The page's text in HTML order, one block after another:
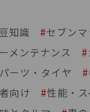
知識 #セブンマ
メンテナンス #
パーツ・タイヤ #
向け #性能・ス